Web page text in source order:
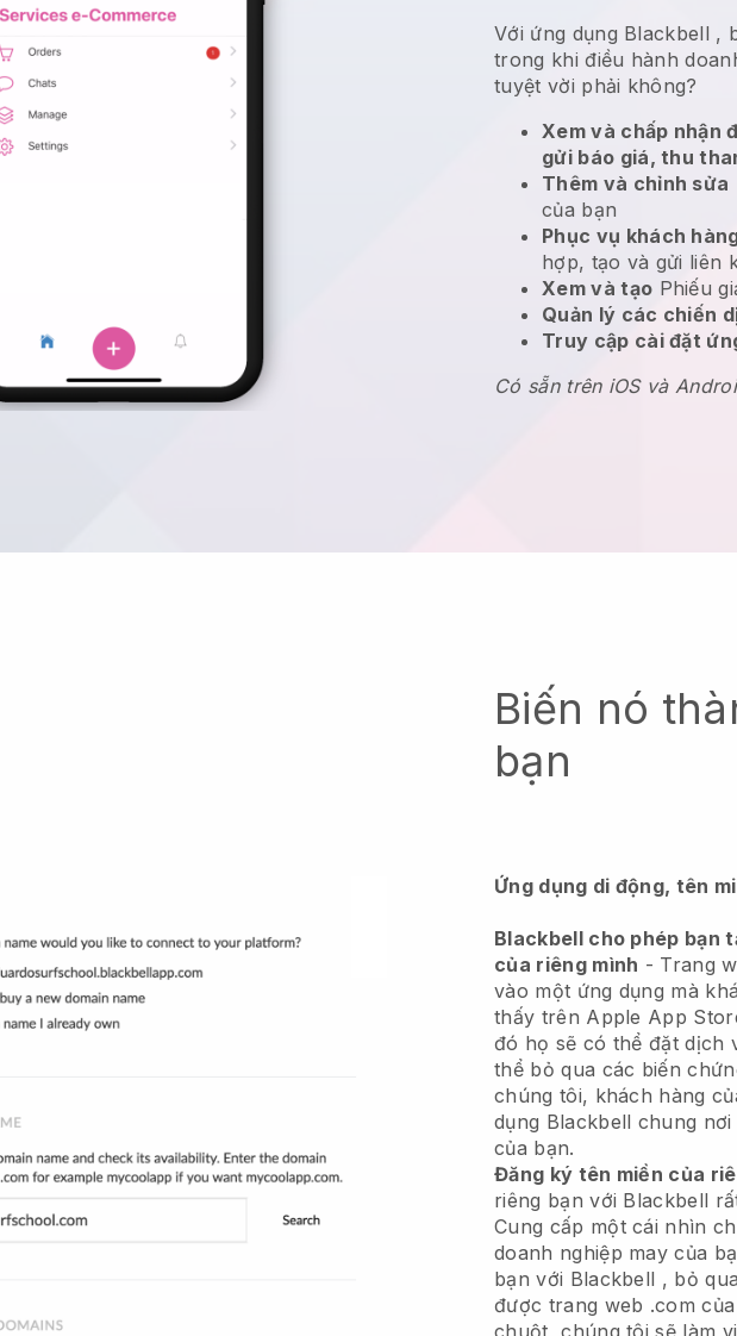
Với ứng dụng Blackbell ,
trong khi điều hành
tuyệt vời phải không?
Xem và chấp nhận
gửi báo giá, thu
Thêm và chỉnh sửa
của bạn
Phục vụ khách
hợp, tạo và gửi liên
Xem và tạo Phiếu
Quản lý các chiến
Truy cập cài đặt
Có sẵn trên iOS và
Biến nó
bạn
Ứng dụng di động, tên
Blackbell cho phép bạn
của riêng mình - Trang
vào một ứng dụng mà
thấy trên Apple App
đó họ sẽ có thể đặt dịch
thể bỏ qua các biến
chúng tôi, khách hàng
dụng Blackbell chung
của bạn.
Đăng ký tên miền của
riêng bạn với Blackbell
Cung cấp một cái nhìn
doanh nghiệp may của
bạn với Blackbell , bỏ
được trang web .com
chuột, chúng tôi sẽ làm